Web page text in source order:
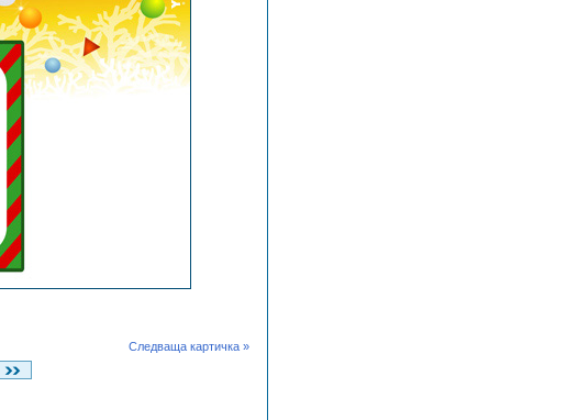
Следваща картичка »